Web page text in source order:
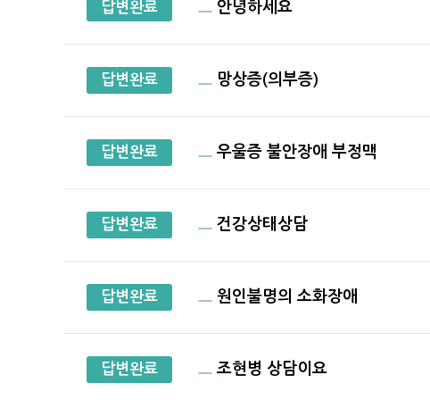
답변완료 안녕하세요
답변완료 망상증(의부증)
답변완료 우울증 불안장애 부정맥
답변완료 건강상태상담
답변완료 원인불명의 소화장애
답변완료 조현병 상담이요